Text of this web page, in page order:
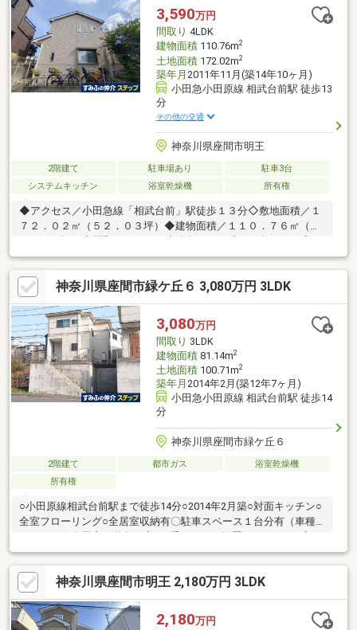
3,590万円
間取り 4LDK
建物面積110.76m2
土地面積172.02m2
築年月 2011年11月(築14年10ヶ月)
小田急小田原線 相武台前駅 徒歩13
分
その他の交通
神奈川県座間市明王
2階建て 駐車場あり
駐車3台
システムキッチン
浴室乾燥機 所有権
◆アクセス／小田急線「相武台前」駅徒歩１３分◇敷地面積／１
７２．０２㎡（５２．０３坪）◆建物面積／１１０．７６㎡（３
ースペース３台分有（車種による）◆太陽光パネル設置済み◇エ
コキュート設置◆全居室６．０帖有（主寝室約１０．０帖）◇Ｌ
ＤＫ約１７．５帖◆ウッドデッキ有
神奈川県座間市緑ケ丘６ 3,080万円 3LDK
3,080万円
間取り 3LDK
建物面積81.14m2
土地面積100.71m2
築年月 2014年2月(築12年7ヶ月)
小田急小田原線 相武台前駅 徒歩14
分
神奈川県座間市緑ケ丘６
2階建て 都市ガス
浴室乾燥機
所有権
○小田原線相武台前駅まで徒歩14分○2014年2月築○対面キッチン○
全室フローリング○全居室収納有〇駐車スペース１台分有（車種
了）
神奈川県座間市明王 2,180万円 3LDK
2,180万円